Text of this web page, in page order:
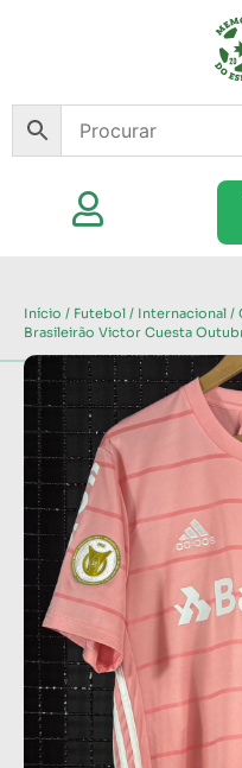
Início / Futebol / Internacional /
Brasileirão Victor Cuesta